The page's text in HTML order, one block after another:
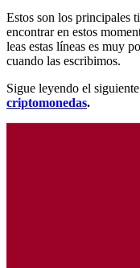
Estos son los principales
encontrar en estos
leas estas líneas es muy
cuando las escribimos.
Sigue leyendo el
criptomonedas.